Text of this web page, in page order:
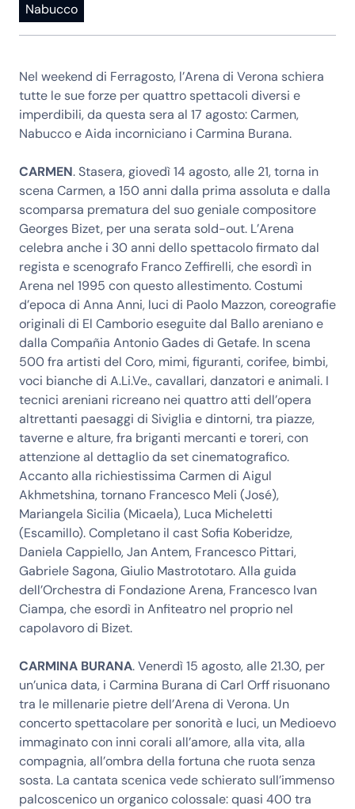
Nabucco
Nel weekend di Ferragosto, l’Arena di Verona schiera
tutte le sue forze per quattro spettacoli diversi e
imperdibili, da questa sera al 17 agosto: Carmen,
Nabucco e Aida incorniciano i Carmina Burana.
CARMEN. Stasera, giovedì 14 agosto, alle 21, torna in
scena Carmen, a 150 anni dalla prima assoluta e dalla
scomparsa prematura del suo geniale compositore
Georges Bizet, per una serata sold-out. L’Arena
celebra anche i 30 anni dello spettacolo firmato dal
regista e scenografo Franco Zeffirelli, che esordì in
Arena nel 1995 con questo allestimento. Costumi
d’epoca di Anna Anni, luci di Paolo Mazzon, coreografie
originali di El Camborio eseguite dal Ballo areniano e
dalla Compañia Antonio Gades di Getafe. In scena
500 fra artisti del Coro, mimi, figuranti, corifee, bimbi,
voci bianche di A.Li.Ve., cavallari, danzatori e animali. I
tecnici areniani ricreano nei quattro atti dell’opera
altrettanti paesaggi di Siviglia e dintorni, tra piazze,
taverne e alture, fra briganti mercanti e toreri, con
attenzione al dettaglio da set cinematografico.
Accanto alla richiestissima Carmen di Aigul
Akhmetshina, tornano Francesco Meli (José),
Mariangela Sicilia (Micaela), Luca Micheletti
(Escamillo). Completano il cast Sofia Koberidze,
Daniela Cappiello, Jan Antem, Francesco Pittari,
Gabriele Sagona, Giulio Mastrototaro. Alla guida
dell’Orchestra di Fondazione Arena, Francesco Ivan
Ciampa, che esordì in Anfiteatro nel proprio nel
capolavoro di Bizet.
CARMINA BURANA. Venerdì 15 agosto, alle 21.30, per
un’unica data, i Carmina Burana di Carl Orff risuonano
tra le millenarie pietre dell’Arena di Verona. Un
concerto spettacolare per sonorità e luci, un Medioevo
immaginato con inni corali all’amore, alla vita, alla
compagnia, all’ombra della fortuna che ruota senza
sosta. La cantata scenica vede schierato sull’immenso
palcoscenico un organico colossale: quasi 400 tra